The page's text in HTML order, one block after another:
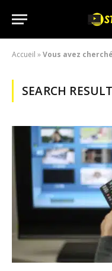
Accueil »Vous avez
SEARCH